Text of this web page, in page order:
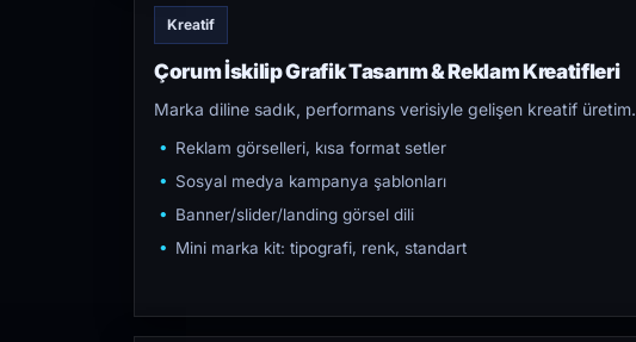
Kreatif
Çorum İskilip Grafik Tasarım & Reklam Kreatifleri
Marka diline sadık, performans verisiyle gelişen kreatif üretim.
Reklam görselleri, kısa format setler
Sosyal medya kampanya şablonları
Banner/slider/landing görsel dili
Mini marka kit: tipografi, renk, standart